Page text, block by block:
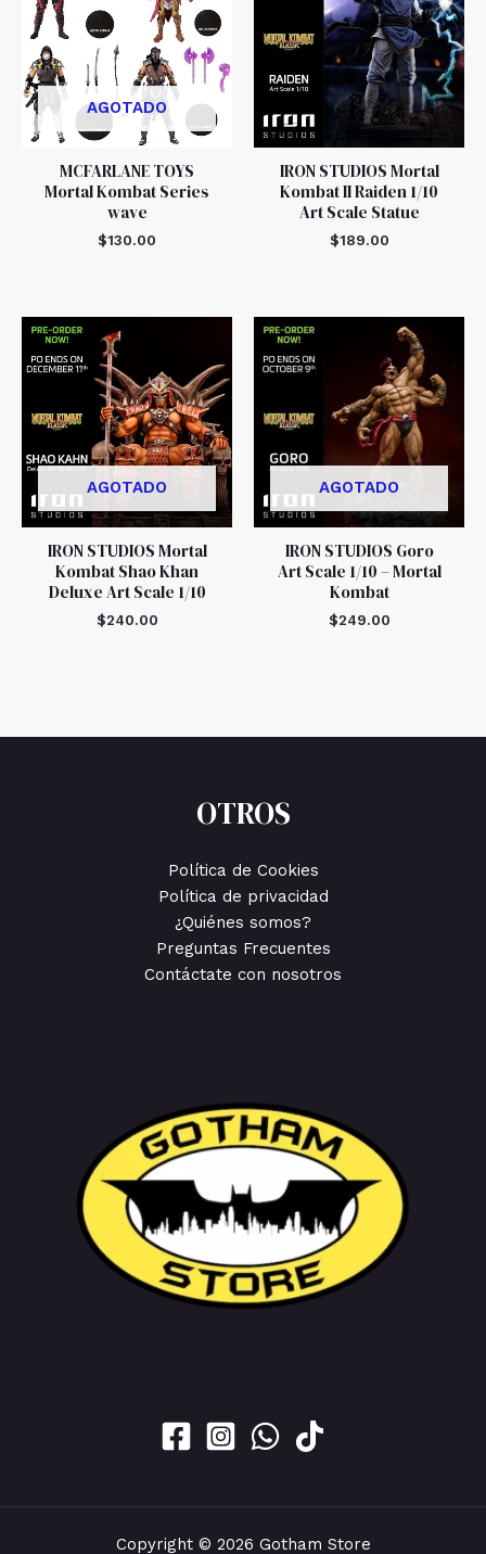
AGOTADO
MCFARLANE TOYS
Mortal Kombat Series
wave
$130.00
IRON STUDIOS Mortal
Kombat II Raiden 1/10
Art Scale Statue
$189.00
AGOTADO
IRON STUDIOS Mortal
Kombat Shao Khan
Deluxe Art Scale 1/10
$240.00
AGOTADO
IRON STUDIOS Goro
Art Scale 1/10 – Mortal
Kombat
$249.00
OTROS
Política de Cookies
Política de privacidad
¿Quiénes somos?
Preguntas Frecuentes
Contáctate con nosotros
Copyright © 2026 Gotham Store